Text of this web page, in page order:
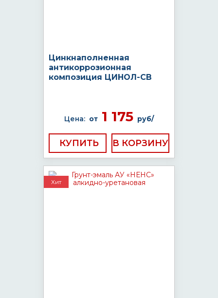
Цинкнаполненная
антикоррозионная
композиция ЦИНОЛ-СВ
Цена: от 1 175 руб/
КУПИТЬ
Хит